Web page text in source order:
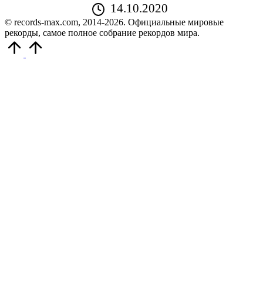
14.10.2020
© records-max.com, 2014-2026. Официальные мировые
рекорды, самое полное собрание рекордов мира.